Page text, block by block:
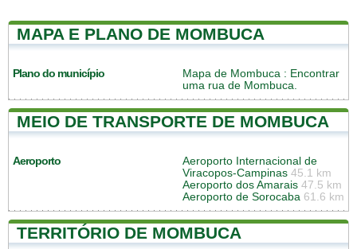
MAPA E PLANO DE MOMBUCA
Plano do município Mapa de Mombuca : Encontrar
uma rua de Mombuca.
MEIO DE TRANSPORTE DE MOMBUCA
Aeroporto
Aeroporto Internacional de
Viracopos-Campinas 45.1 km
Aeroporto dos Amarais 47.5 km
Aeroporto de Sorocaba 61.6 km
TERRITÓRIO DE MOMBUCA